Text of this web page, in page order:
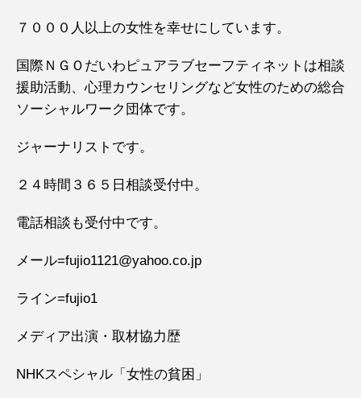
７０００人以上の女性を幸せにしています。
国際ＮＧＯだいわピュアラブセーフティネットは相談
援助活動、心理カウンセリングなど女性のための総合
ソーシャルワーク団体です。
ジャーナリストです。
２４時間３６５日相談受付中。
電話相談も受付中です。
メール=fujio1121@yahoo.co.jp
ライン=fujio1
メディア出演・取材協力歴
NHKスペシャル「女性の貧困」